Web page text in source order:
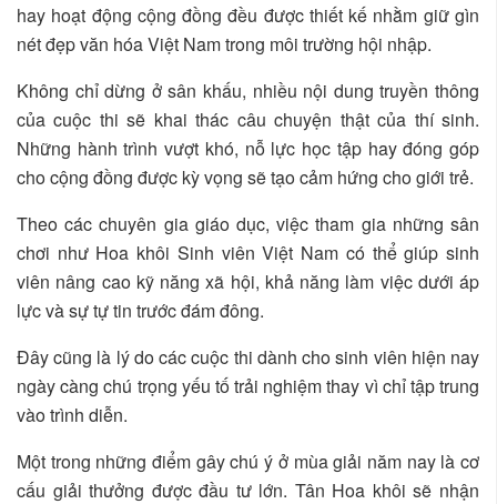
hay hoạt động cộng đồng đều được thiết kế nhằm giữ gìn
nét đẹp văn hóa Việt Nam trong môi trường hội nhập.
Không chỉ dừng ở sân khấu, nhiều nội dung truyền thông
của cuộc thi sẽ khai thác câu chuyện thật của thí sinh.
Những hành trình vượt khó, nỗ lực học tập hay đóng góp
cho cộng đồng được kỳ vọng sẽ tạo cảm hứng cho giới trẻ.
Theo các chuyên gia giáo dục, việc tham gia những sân
chơi như Hoa khôi Sinh viên Việt Nam có thể giúp sinh
viên nâng cao kỹ năng xã hội, khả năng làm việc dưới áp
lực và sự tự tin trước đám đông.
Đây cũng là lý do các cuộc thi dành cho sinh viên hiện nay
ngày càng chú trọng yếu tố trải nghiệm thay vì chỉ tập trung
vào trình diễn.
Một trong những điểm gây chú ý ở mùa giải năm nay là cơ
cấu giải thưởng được đầu tư lớn. Tân Hoa khôi sẽ nhận